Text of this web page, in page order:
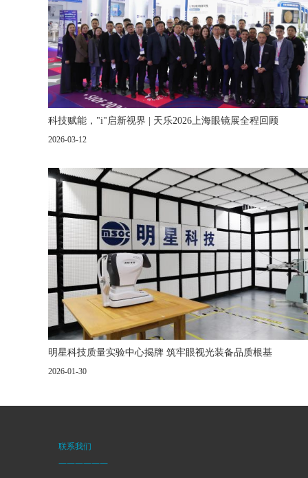
科技赋能，"i"启新视界 | 天乐2026上海眼镜展全程回顾
2026-03-12
明星科技质量实验中心揭牌 筑牢眼视光装备品质根基
2026-01-30
联系我们
——————